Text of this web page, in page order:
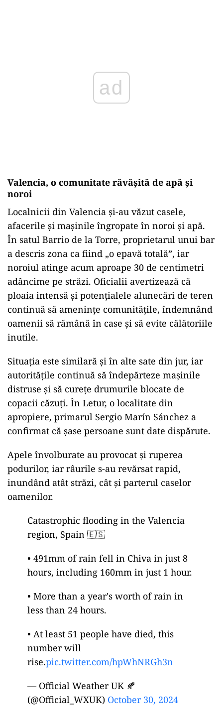
ad
Valencia, o comunitate răvășită de apă și
noroi
Localnicii din Valencia și-au văzut casele,
afacerile și mașinile îngropate în noroi și apă.
În satul Barrio de la Torre, proprietarul unui bar
a descris zona ca fiind „o epavă totală”, iar
noroiul atinge acum aproape 30 de centimetri
adâncime pe străzi. Oficialii avertizează că
ploaia intensă și potențialele alunecări de teren
continuă să amenințe comunitățile, îndemnând
oamenii să rămână în case și să evite călătoriile
inutile.
Situația este similară și în alte sate din jur, iar
autoritățile continuă să îndepărteze mașinile
distruse și să curețe drumurile blocate de
copacii căzuți. În Letur, o localitate din
apropiere, primarul Sergio Marín Sánchez a
confirmat că șase persoane sunt date dispărute.
Apele învolburate au provocat și ruperea
podurilor, iar râurile s-au revărsat rapid,
inundând atât străzi, cât și parterul caselor
oamenilor.
Catastrophic flooding in the Valencia
region, Spain 🇪🇸
• 491mm of rain fell in Chiva in just 8
hours, including 160mm in just 1 hour.
• More than a year's worth of rain in
less than 24 hours.
• At least 51 people have died, this
number will
rise.pic.twitter.com/hpWhNRGh3n
— Official Weather UK 🍂
(@Official_WXUK) October 30, 2024